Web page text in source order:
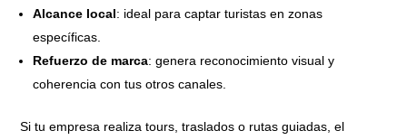
Alcance local: ideal para captar turistas en zonas
específicas.
Refuerzo de marca: genera reconocimiento visual y
coherencia con tus otros canales.
Si tu empresa realiza tours, traslados o rutas guiadas, el